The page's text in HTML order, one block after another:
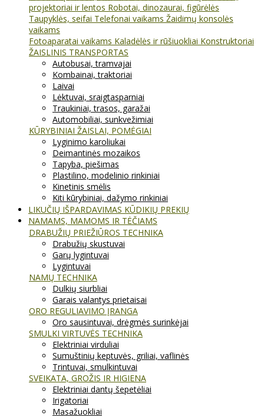
projektoriai ir lentos Robotai, dinozaurai, figūrėlės
Taupyklės, seifai Telefonai vaikams Žaidimų konsolės
vaikams
Fotoaparatai vaikams Kaladėlės ir rūšiuokliai Konstruktoriai
ŽAISLINIS TRANSPORTAS
Autobusai, tramvajai
Kombainai, traktoriai
Laivai
Lėktuvai, sraigtasparniai
Traukiniai, trasos, garažai
Automobiliai, sunkvežimiai
KŪRYBINIAI ŽAISLAI, POMĖGIAI
Lyginimo karoliukai
Deimantinės mozaikos
Tapyba, piešimas
Plastilino, modelinio rinkiniai
Kinetinis smėlis
Kiti kūrybiniai, dažymo rinkiniai
LIKUČIŲ IŠPARDAVIMAS KŪDIKIŲ PREKIŲ
NAMAMS, MAMOMS IR TĖČIAMS
DRABUŽIŲ PRIEŽIŪROS TECHNIKA
Drabužių skustuvai
Garų lygintuvai
Lygintuvai
NAMŲ TECHNIKA
Dulkių siurbliai
Garais valantys prietaisai
ORO REGULIAVIMO ĮRANGA
Oro sausintuvai, drėgmės surinkėjai
SMULKI VIRTUVĖS TECHNIKA
Elektriniai virduliai
Sumuštinių keptuvės, griliai, vaflinės
Trintuvai, smulkintuvai
SVEIKATA, GROŽIS IR HIGIENA
Elektriniai dantų šepetėliai
Irigatoriai
Masažuokliai